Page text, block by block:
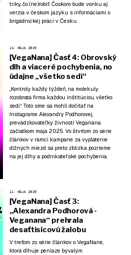
triky, čo (ne)robiť. Čoskoro bude vonku aj
verzia v českom jazyku s informáciami o
brigádnickej práci v Česku.
14. MÁJA 2026
[VegaNana] Časť 4: Obrovský
dlh a viaceré pochybenia, no
údajne „všetko sedí“
„Kontroly každý týždeň, na molekuly
rozobratá firma každou inštitúciou, všetko
sedí.“ Toto sme sa mohli dočítať na
Instagrame Alexandry Podhorovej,
prevádzkovateľky živnosti Veganana
začiatkom mája 2025. Vo štvrtom zo série
článkov v rámci kampane za vyplatenie
dlžných miezd sa preto zblízka pozrieme
na jej dlhy a podnikateľské pochybenia.
11. MÁJA 2026
[VegaNana] Časť 3:
„Alexandra Podhorová -
Veganana“ prehrala
desaťtisícovú žalobu
V treťom zo série článkov o VegaNane,
ktorá dlhuje peniaze bývalým